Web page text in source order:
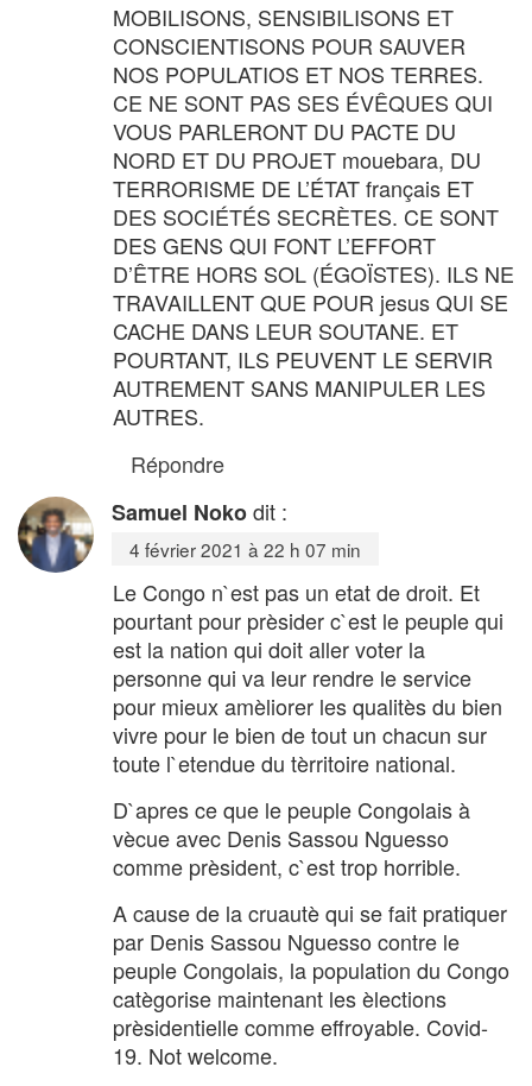
MOBILISONS, SENSIBILISONS ET
CONSCIENTISONS POUR SAUVER
NOS POPULATIOS ET NOS TERRES.
CE NE SONT PAS SES ÉVÊQUES QUI
VOUS PARLERONT DU PACTE DU
NORD ET DU PROJET mouebara, DU
TERRORISME DE L’ÉTAT français ET
DES SOCIÉTÉS SECRÈTES. CE SONT
DES GENS QUI FONT L’EFFORT
D’ÊTRE HORS SOL (ÉGOÏSTES). ILS NE
TRAVAILLENT QUE POUR jesus QUI SE
CACHE DANS LEUR SOUTANE. ET
POURTANT, ILS PEUVENT LE SERVIR
AUTREMENT SANS MANIPULER LES
AUTRES.
Répondre
Samuel Nokodit :
4 février 2021 à 22 h 07 min
Le Congo n`est pas un etat de droit. Et
pourtant pour prèsider c`est le peuple qui
est la nation qui doit aller voter la
personne qui va leur rendre le service
pour mieux amèliorer les qualitès du bien
vivre pour le bien de tout un chacun sur
toute l`etendue du tèrritoire national.
D`apres ce que le peuple Congolais à
vècue avec Denis Sassou Nguesso
comme prèsident, c`est trop horrible.
A cause de la cruautè qui se fait pratiquer
par Denis Sassou Nguesso contre le
peuple Congolais, la population du Congo
catègorise maintenant les èlections
prèsidentielle comme effroyable. Covid-
19. Not welcome.